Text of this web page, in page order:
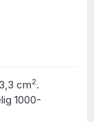
cm2.
1000-